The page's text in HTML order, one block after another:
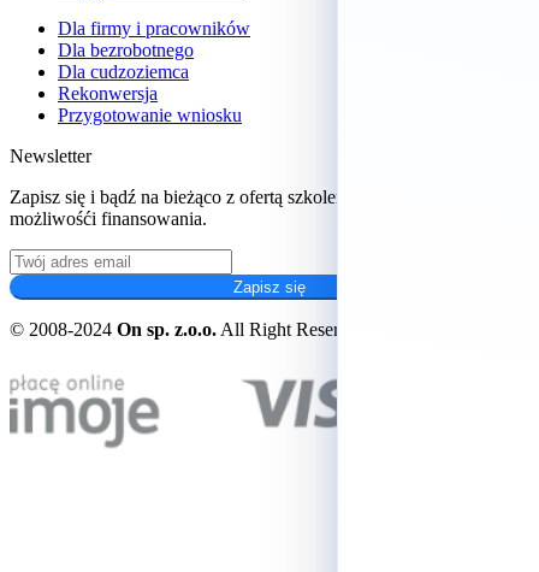
Dla firmy i pracowników
Dla bezrobotnego
Dla cudzoziemca
Rekonwersja
Przygotowanie wniosku
Newsletter
Zapisz się i bądź na bieżąco z ofertą szkoleń oraz aktualnych
możliwośći finansowania.
Zapisz się
© 2008-2024 On sp. z.o.o. All Right Reserved.